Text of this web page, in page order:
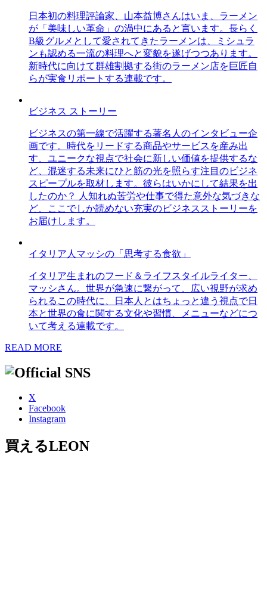
日本初の料理評論家、山本益博さんはいま、ラーメン
が「美味しい革命」の渦中にあると言います。長らく
B級グルメとして愛されてきたラーメンは、ミシュラ
ンも認める一流の料理へと変貌を遂げつつあります。
新時代に向けて群雄割拠する街のラーメン店を巨匠自
らが実食リポートする連載です。
ビジネス ストーリー
ビジネスの第一線で活躍する著名人のインタビュー企
画です。時代をリードする商品やサービスを産み出
す、ユニークな視点で社会に新しい価値を提供するな
ど、混迷する未来にひと筋の光を照らす注目のビジネ
スピープルを取材します。彼らはいかにして結果を出
したのか？ 人知れぬ苦労や仕事で得た意外な気づきな
ど、ここでしか読めない充実のビジネスストーリーを
お届けします。
イタリア人マッシの「思考する食欲」
イタリア生まれのフード＆ライフスタイルライター、
マッシさん。世界が急速に繋がって、広い視野が求め
られるこの時代に、日本人とはちょっと違う視点で日
本と世界の食に関する文化や習慣、メニューなどにつ
いて考える連載です。
READ MORE
X
Facebook
Instagram
買えるLEON